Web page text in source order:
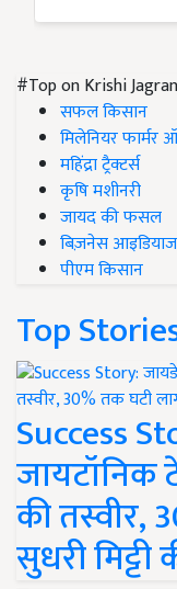
#Top on Krishi Jagran
सफल किसान
मिलेनियर फार्मर
महिंद्रा ट्रैक्टर्स
कृषि मशीनरी
जायद की फसल
बिज़नेस आइडियाज
पीएम किसान
Top
Success
जायटॉनिक
की तस्वीर,
सुधरी